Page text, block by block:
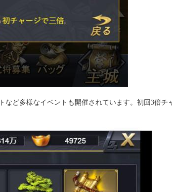
など多様なイベントも開催されています。初回3倍チ